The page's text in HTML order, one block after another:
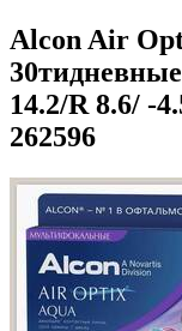
Alcon Air
14.2/R 8.6/ -
262596